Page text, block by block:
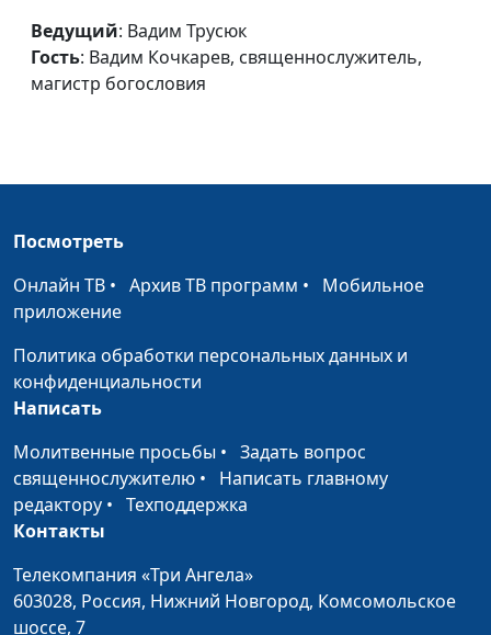
любить себя?
Вачева, психолог и
семейный консультант
если можно просто
Отличие
любви
Юлианна Веренчук,
Бритов, Аревик Варданян
Обидчивость или
гордость?
Максим Веренчук,
Никита Бритов, Аревик
Варданян, Даниил
Ведущий: Вадим Трусюк
Гость: Вадим Кочкарев, священнослужитель,
магистр богословия
Посмотреть
Онлайн ТВ • Архив ТВ программ • Мобильное
приложение
Политика обработки персональных данных и
конфиденциальности
Написать
Молитвенные просьбы • Задать вопрос
священнослужителю • Написать главному
редактору • Техподдержка
Контакты
Телекомпания «Три Ангела»
603028, Россия, Нижний Новгород, Комсомольское
шоссе, 7